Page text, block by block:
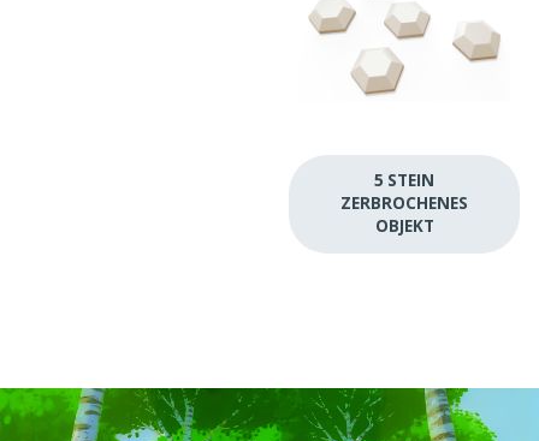
5 STEIN
ZERBROCHENES
OBJEKT